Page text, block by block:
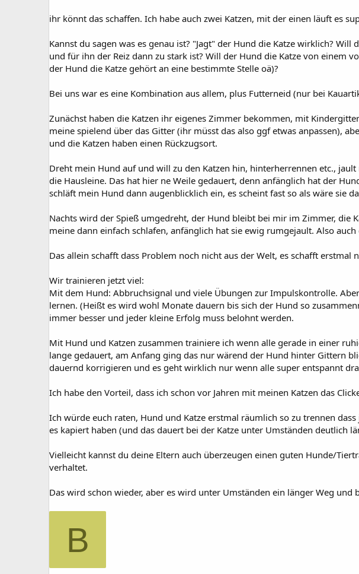
ihr könnt das schaffen. Ich habe auch zwei Katzen, mit der einen läuft es
Kannst du sagen was es genau ist? "Jagt" der Hund die Katze wirklich?
und für ihn der Reiz dann zu stark ist? Will der Hund die Katze von einem
der Hund die Katze gehört an eine bestimmte Stelle oä)?
Bei uns war es eine Kombination aus allem, plus Futterneid (nur bei
Zunächst haben die Katzen ihr eigenes Zimmer bekommen, mit
meine spielend über das Gitter (ihr müsst das also ggf etwas anpassen),
und die Katzen haben einen Rückzugsort.
Dreht mein Hund auf und will zu den Katzen hin, hinterherrennen etc.,
die Hausleine. Das hat hier ne Weile gedauert, denn anfänglich hat der
schläft mein Hund dann augenblicklich ein, es scheint fast so als wäre sie
Nachts wird der Spieß umgedreht, der Hund bleibt bei mir im Zimmer, die
meine dann einfach schlafen, anfänglich hat sie ewig rumgejault. Also auch
Das allein schafft dass Problem noch nicht aus der Welt, es schafft
Wir trainieren jetzt viel:
Mit dem Hund: Abbruchsignal und viele Übungen zur Impulskontrolle.
lernen. (Heißt es wird wohl Monate dauern bis sich der Hund so
immer besser und jeder kleine Erfolg muss belohnt werden.
Mit Hund und Katzen zusammen trainiere ich wenn alle gerade in einer
lange gedauert, am Anfang ging das nur wärend der Hund hinter Gittern
dauernd korrigieren und es geht wirklich nur wenn alle super entspannt
Ich habe den Vorteil, dass ich schon vor Jahren mit meinen Katzen das
Ich würde euch raten, Hund und Katze erstmal räumlich so zu trennen
es kapiert haben (und das dauert bei der Katze unter Umständen deutlich
Vielleicht kannst du deine Eltern auch überzeugen einen guten Hunde/
verhaltet.
Das wird schon wieder, aber es wird unter Umständen ein länger Weg
B